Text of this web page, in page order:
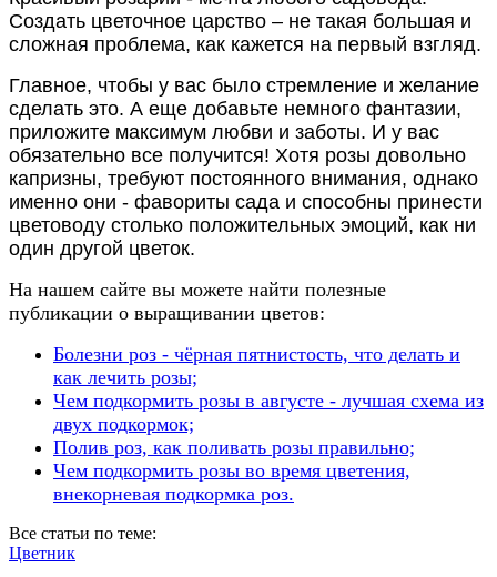
Создать цветочное царство – не такая большая и
сложная проблема, как кажется на первый взгляд.
Главное, чтобы у вас было стремление и желание
сделать это. А еще добавьте немного фантазии,
приложите максимум любви и заботы. И у вас
обязательно все получится! Хотя розы довольно
капризны, требуют постоянного внимания, однако
именно они - фавориты сада и способны принести
цветоводу столько положительных эмоций, как ни
один другой цветок.
На нашем сайте вы можете найти полезные
публикации о выращивании цветов:
Болезни роз - чёрная пятнистость, что делать и
как лечить розы;
Чем подкормить розы в августе - лучшая схема из
двух подкормок;
Полив роз, как поливать розы правильно;
Чем подкормить розы во время цветения,
внекорневая подкормка роз.
Все статьи по теме:
Цветник